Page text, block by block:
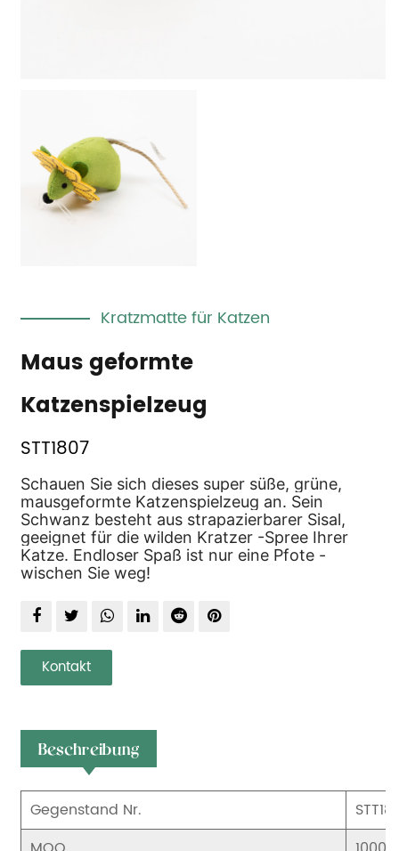
Kratzmatte für Katzen
Maus geformte
Katzenspielzeug
STT1807
Schauen Sie sich dieses super süße, grüne,
mausgeformte Katzenspielzeug an. Sein
Schwanz besteht aus strapazierbarer Sisal,
geeignet für die wilden Kratzer -Spree Ihrer
Katze. Endloser Spaß ist nur eine Pfote -
wischen Sie weg!
Kontakt
Beschreibung
Gegenstand Nr.